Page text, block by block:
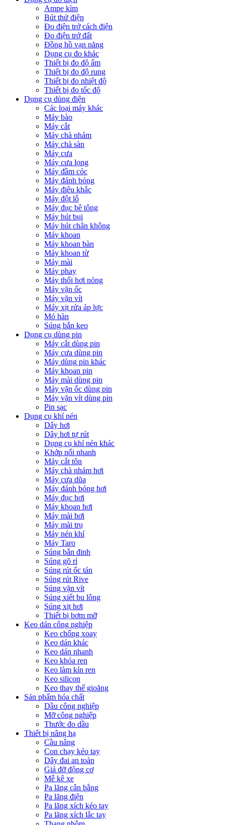
Ampe kìm
Bút thử điện
Đo điện trở cách điện
Đo điện trở đất
Đồng hồ vạn năng
Dụng cụ đo khác
Thiết bị đo độ ẩm
Thiết bị đo độ rung
Thiết bị đo nhiệt độ
Thiết bị đo tốc độ
Dụng cụ dùng điện
Các loại máy khác
Máy bào
Máy cắt
Máy chà nhám
Máy chà sàn
Máy cưa
Máy cưa lọng
Máy đầm cóc
Máy đánh bóng
Máy điêu khắc
Máy đột lỗ
Máy đục bê tông
Máy hút bụi
Máy hút chân không
Máy khoan
Máy khoan bàn
Máy khoan từ
Máy mài
Máy phay
Máy thổi hơi nóng
Máy vặn ốc
Máy vặn vít
Máy xịt rửa áp lực
Mỏ hàn
Súng bắn keo
Dụng cụ dùng pin
Máy cắt dùng pin
Máy cưa dùng pin
Máy dùng pin khác
Máy khoan pin
Máy mài dùng pin
Máy vặn ốc dùng pin
Máy vặn vít dùng pin
Pin sạc
Dụng cụ khí nén
Dây hơi
Dây hơi tự rút
Dụng cụ khí nén khác
Khớp nối nhanh
Máy cắt tôn
Máy chà nhám hơi
Máy cưa dũa
Máy đánh bóng hơi
Máy đục hơi
Máy khoan hơi
Máy mài hơi
Máy mài trụ
Máy nén khí
Máy Taro
Súng bắn đinh
Súng gõ rỉ
Súng rút ốc tán
Súng rút Rive
Súng vặn vít
Súng xiết bu lông
Súng xịt hơi
Thiết bị bơm mỡ
Keo dán công nghiệp
Keo chống xoay
Keo dán khác
Keo dán nhanh
Keo khóa ren
Keo làm kín ren
Keo silicon
Keo thay thế gioăng
Sản phẩm hóa chất
Dầu công nghiệp
Mỡ công nghiệp
Thước đo dầu
Thiết bị nâng hạ
Cầu nâng
Con chạy kéo tay
Dây đai an toàn
Giá đỡ động cơ
Mễ kê xe
Pa lăng cân bằng
Pa lăng điện
Pa lăng xích kéo tay
Pa lăng xích lắc tay